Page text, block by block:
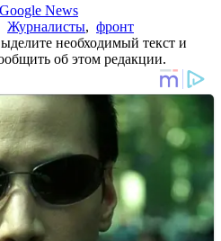
News
Журналисты, фронт
необходимый текст и
об этом редакции.